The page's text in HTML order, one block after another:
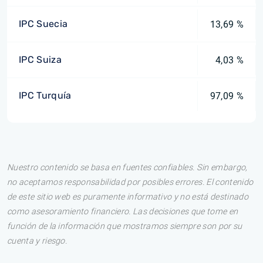
IPC Suecia 13,69 %
IPC Suiza 4,03 %
IPC Turquía 97,09 %
Nuestro contenido se basa en fuentes confiables. Sin embargo,
no aceptamos responsabilidad por posibles errores. El contenido
de este sitio web es puramente informativo y no está destinado
como asesoramiento financiero. Las decisiones que tome en
función de la información que mostramos siempre son por su
cuenta y riesgo.